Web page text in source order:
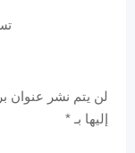
لن يتم نشر عنوان
إليها بـ *